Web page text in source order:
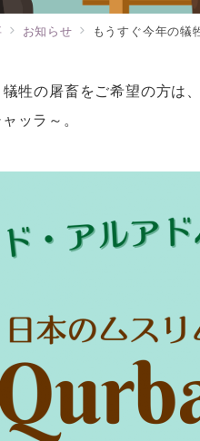
お知らせ もうすぐ今年の犠
牲の屠畜をご希望の方
ッラ～。